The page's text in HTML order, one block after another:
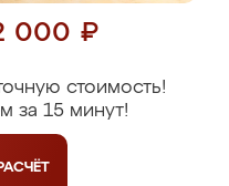
000 ₽
стоимость!
за 15 минут!